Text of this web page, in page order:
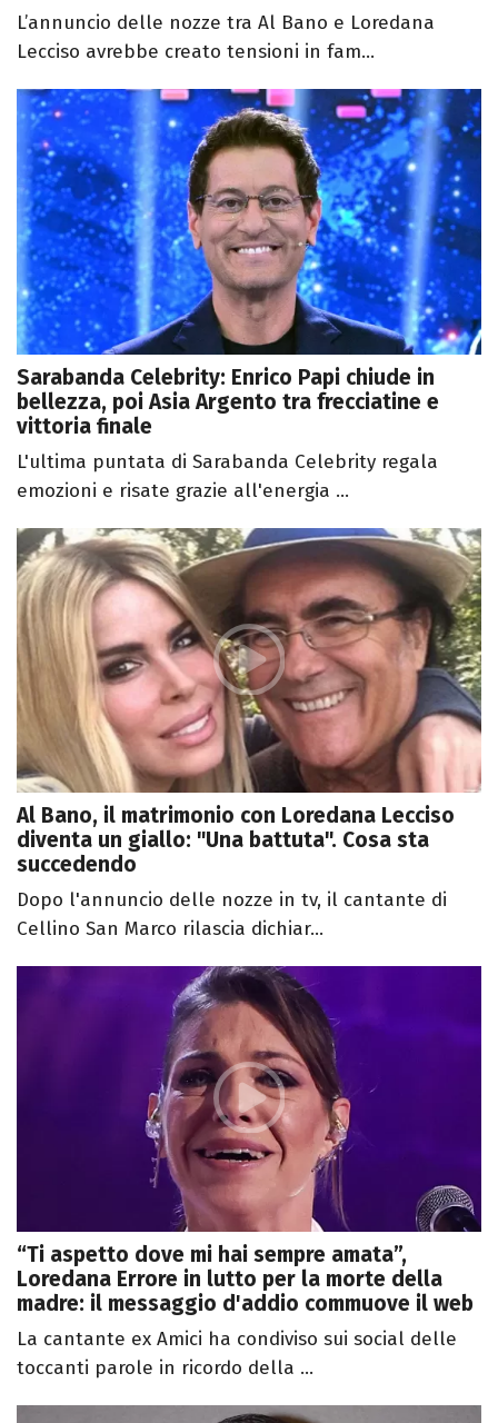
L’annuncio delle nozze tra Al Bano e Loredana
Lecciso avrebbe creato tensioni in fam...
Sarabanda Celebrity: Enrico Papi chiude in
bellezza, poi Asia Argento tra frecciatine e
vittoria finale
L'ultima puntata di Sarabanda Celebrity regala
emozioni e risate grazie all'energia ...
Al Bano, il matrimonio con Loredana Lecciso
diventa un giallo: "Una battuta". Cosa sta
succedendo
Dopo l'annuncio delle nozze in tv, il cantante di
Cellino San Marco rilascia dichiar...
“Ti aspetto dove mi hai sempre amata”,
Loredana Errore in lutto per la morte della
madre: il messaggio d'addio commuove il web
La cantante ex Amici ha condiviso sui social delle
toccanti parole in ricordo della ...